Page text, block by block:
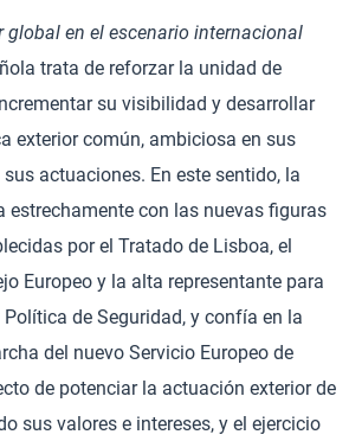
global en el escenario internacional
trata de reforzar la unidad de
su visibilidad y desarrollar
exterior común, ambiciosa en sus
actuaciones. En este sentido, la
estrechamente con las nuevas figuras
por el Tratado de Lisboa, el
Europeo y la alta representante para
de Seguridad, y confía en la
del nuevo Servicio Europeo de
de potenciar la actuación exterior de
sus valores e intereses, y el ejercicio